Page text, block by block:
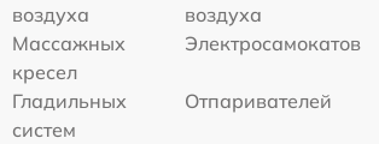
воздуха
воздуха
Массажных
кресел
Электросамокатов
Гладильных
систем
Отпаривателей